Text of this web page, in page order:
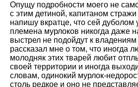
Опущу подробности моего не
с этим детиной, капитаном
напишу вкратце, что сей дуболом
племена мурлоков никогда даже
выстрел не подойдут к
рассказал мне о том, что иногда
молодняк этих тварей любит
своей территории и иногда
словам, одинокий мурлок-
столь редкое и оно не